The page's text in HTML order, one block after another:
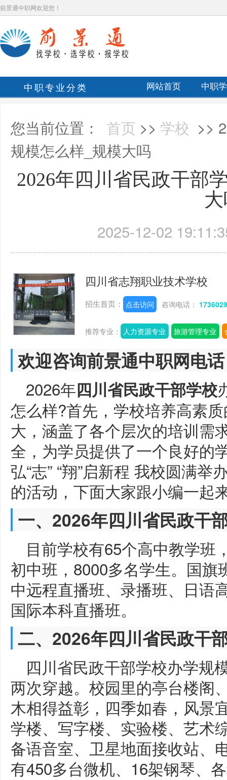
前景通中职网欢迎您！
中职专业分类 网站首页 中职
您当前位置： 首页 >> 学校 >>
规模怎么样_规模大吗
2026年四川省民政干部
2025-12-02
四川省志翔职业技术学校
招生首页： 点击访问 咨询电话：
推荐专业： 人力资源专业 旅游管理专业
欢迎咨询前景通中职网电
2026年四川省民政干部学校
怎么样?首先，学校培养高素
大，涵盖了各个层次的培训需
全，为学员提供了一个良好的
弘“志” “翔”启新程 我校圆满
的活动，下面大家跟小编一起
一、2026年四川省民政干
目前学校有65个高中教学班
初中班，8000多名学生。国
中远程直播班、录播班、日语
国际本科直播班。
二、2026年四川省民政干
四川省民政干部学校办学规
两次穿越。校园里的亭台楼阁
木相得益彰，四季如春，风景
学楼、写字楼、实验楼、艺术
备语音室、卫星地面接收站、
有450多台微机、16架钢琴、